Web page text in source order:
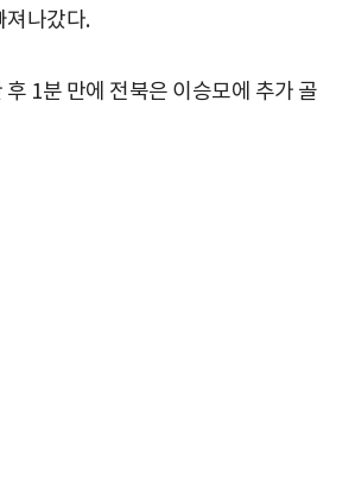
져나갔다.
1분 만에 전북은 이승모에 추가 골